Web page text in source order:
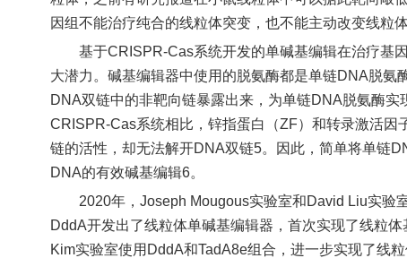
因组不能治疗纯合的线粒体突变，也不能主动改变线粒
基于CRISPR-Cas系统开发的单碱基编辑在治疗基
大潜力。碱基编辑器中使用的脱氨酶都是单链DNA脱氨
DNA双链中的非靶向链暴露出来，为单链DNA脱氨酶
CRISPR-Cas系统相比，锌指蛋白（ZF）和转录激活因
链的活性，却无法解开DNA双链5。因此，简单将单链
DNA的有效碱基编辑6。
2020年，Joseph Mougous实验室和David Liu实验
DddA开发出了线粒体单碱基编辑器，首次实现了线粒
Kim实验室使用DddA和TadA8e组合，进一步实现了线